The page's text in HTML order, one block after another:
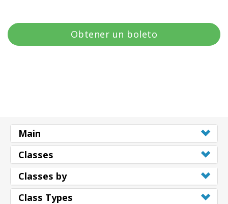
Obtener un boleto
Main
Classes
Classes by
Class Types